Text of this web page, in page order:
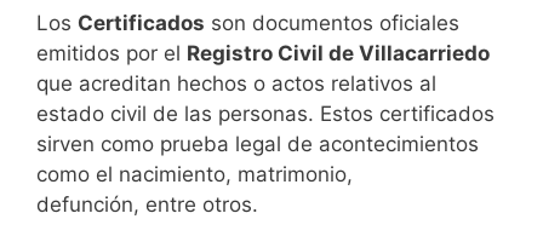
Los Certificados son documentos oficiales
emitidos por el Registro Civil de Villacarriedo
que acreditan hechos o actos relativos al
estado civil de las personas. Estos certificados
sirven como prueba legal de acontecimientos
como el nacimiento, matrimonio,
defunción, entre otros.